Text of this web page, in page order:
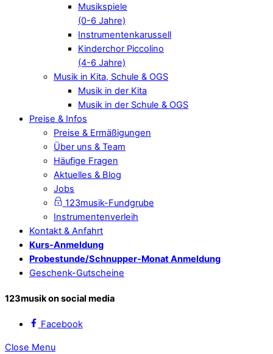
Musikspiele
(0-6 Jahre)
Instrumentenkarussell
Kinderchor Piccolino
(4-6 Jahre)
Musik in Kita, Schule & OGS
Musik in der Kita
Musik in der Schule & OGS
Preise & Infos
Preise & Ermäßigungen
Über uns & Team
Häufige Fragen
Aktuelles & Blog
Jobs
123musik-Fundgrube
Instrumentenverleih
Kontakt & Anfahrt
Kurs-Anmeldung
Probestunde/Schnupper-Monat Anmeldung
Geschenk-Gutscheine
123musik on social media
Facebook
Close Menu